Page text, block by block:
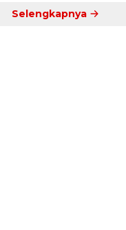
Selengkapnya